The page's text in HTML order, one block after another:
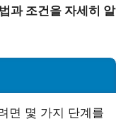
과 조건을 자세히 알
면 몇 가지 단계를